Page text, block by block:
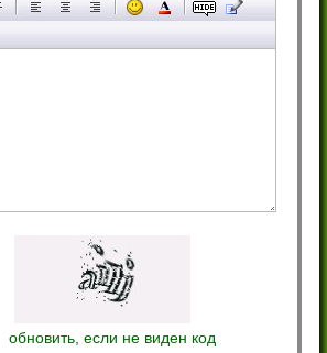
обновить, если не виден код